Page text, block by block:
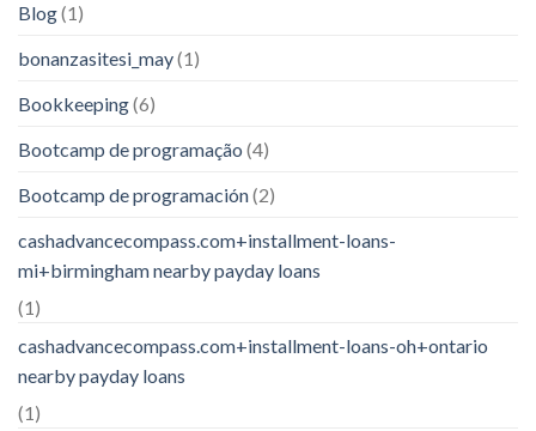
Blog(1)
bonanzasitesi_may(1)
Bookkeeping(6)
Bootcamp de programação (4)
Bootcamp de programación(2)
cashadvancecompass.com+installment-loans-
mi+birmingham nearby payday loans
(1)
cashadvancecompass.com+installment-loans-oh+ontario
nearby payday loans
(1)